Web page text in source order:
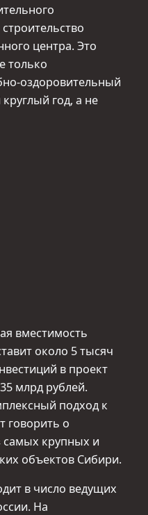
центра. Это
только
оздоровительный
год, а не
вместимость
около 5 тысяч
в проект
млрд рублей.
подход к
говорить о
крупных и
объектов Сибири.
в число ведущих
На